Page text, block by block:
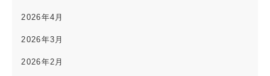
2026年4月
2026年3月
2026年2月